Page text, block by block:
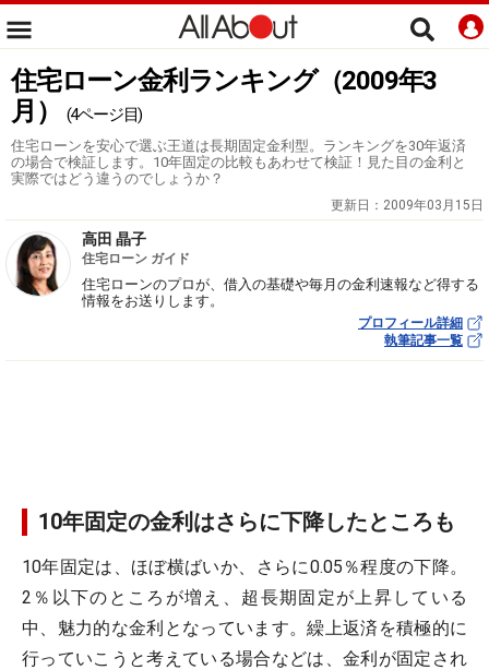
住宅ローン金利ランキング（2009年3
月）
(4ページ目)
住宅ローンを安心で選ぶ王道は長期固定金利型。ランキングを30年返済
の場合で検証します。10年固定の比較もあわせて検証！見た目の金利と
実際ではどう違うのでしょうか？
更新日： 2009年03月15日
高田 晶子
住宅ローン ガイド
住宅ローンのプロが、借入の基礎や毎月の金利速報など得する
情報をお送りします。
プロフィール詳細
執筆記事一覧
10年固定の金利はさらに下降したところも
10年固定は、ほぼ横ばいか、さらに0.05％程度の下降。
2％以下のところが増え、超長期固定が上昇している
中、魅力的な金利となっています。繰上返済を積極的に
行っていこうと考えている場合などは、金利が固定され